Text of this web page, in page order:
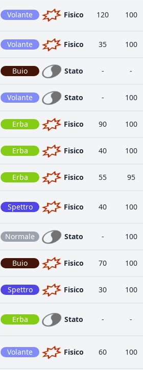
Volante Fisico 120 100
Volante Fisico 35 100
Buio Stato - -
Volante Stato - 100
Erba Fisico 90 100
Erba Fisico 40 100
Erba Fisico 55 95
Spettro Fisico 40 100
Normale Stato - 100
Buio Fisico 70 100
Spettro Fisico 30 100
Erba Stato - -
Volante Fisico 60 100